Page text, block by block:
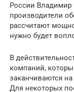
России
производители
рассчитают
нужно будет
В
компаний,
заканчиваются
Для некоторых